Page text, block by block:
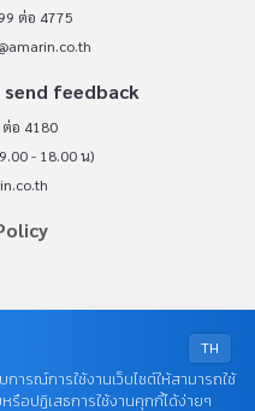
ต่อ 4775
feedback
อ 4180
- 18.00 น)
TH
การณ์การใช้งานเว็บไซต์ให้สามารถใช้
อปฏิเสธการใช้งานคุกกี้ได้ง่ายๆ